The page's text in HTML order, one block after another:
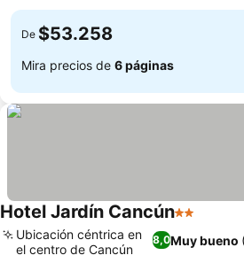
De $53.258
Mira precios de 6 páginas
Hotel Jardín Cancún2 Estrellas
8,0Muy bueno
Ubicación céntrica en
el centro de Cancún